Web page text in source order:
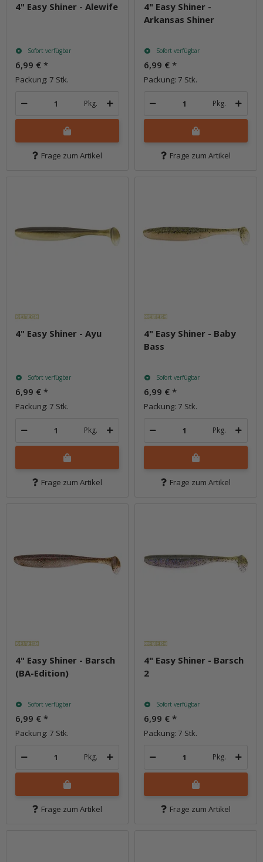
4" Easy Shiner - Alewife
Sofort verfügbar
6,99 € *
Packung: 7 Stk.
Pkg.
Frage zum Artikel
4" Easy Shiner -
Arkansas Shiner
Sofort verfügbar
6,99 € *
Packung: 7 Stk.
Pkg.
Frage zum Artikel
4" Easy Shiner - Ayu
Sofort verfügbar
6,99 € *
Packung: 7 Stk.
Pkg.
Frage zum Artikel
4" Easy Shiner - Baby
Bass
Sofort verfügbar
6,99 € *
Packung: 7 Stk.
Pkg.
Frage zum Artikel
4" Easy Shiner - Barsch
(BA-Edition)
Sofort verfügbar
6,99 € *
Packung: 7 Stk.
Pkg.
Frage zum Artikel
4" Easy Shiner - Barsch
2
Sofort verfügbar
6,99 € *
Packung: 7 Stk.
Pkg.
Frage zum Artikel